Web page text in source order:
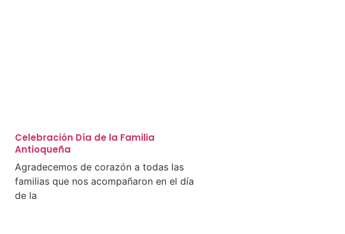
Celebración Día de la Familia
Antioqueña
Agradecemos de corazón a todas las
familias que nos acompañaron en el día
de la